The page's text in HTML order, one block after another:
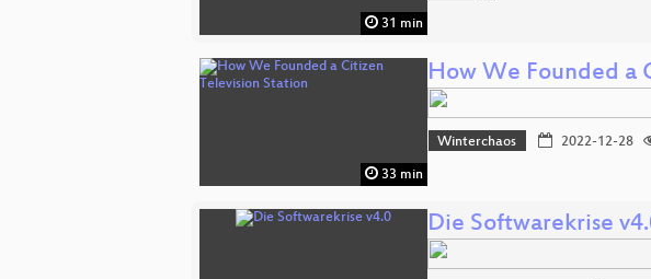
31 min
33 min
How We Founded a
Winterchaos 2022-12-28
Die Softwarekrise